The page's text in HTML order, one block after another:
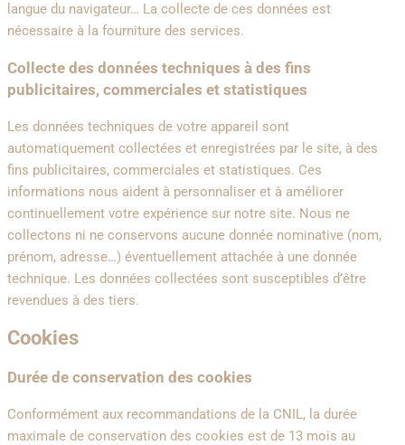
langue du navigateur… La collecte de ces données est
nécessaire à la fourniture des services.
Collecte des données techniques à des fins
publicitaires, commerciales et statistiques
Les données techniques de votre appareil sont
automatiquement collectées et enregistrées par le site, à des
fins publicitaires, commerciales et statistiques. Ces
informations nous aident à personnaliser et à améliorer
continuellement votre expérience sur notre site. Nous ne
collectons ni ne conservons aucune donnée nominative (nom,
prénom, adresse…) éventuellement attachée à une donnée
technique. Les données collectées sont susceptibles d’être
revendues à des tiers.
Cookies
Durée de conservation des cookies
Conformément aux recommandations de la CNIL, la durée
maximale de conservation des cookies est de 13 mois au